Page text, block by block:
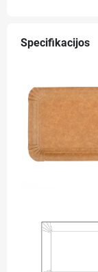
Specifikacijos